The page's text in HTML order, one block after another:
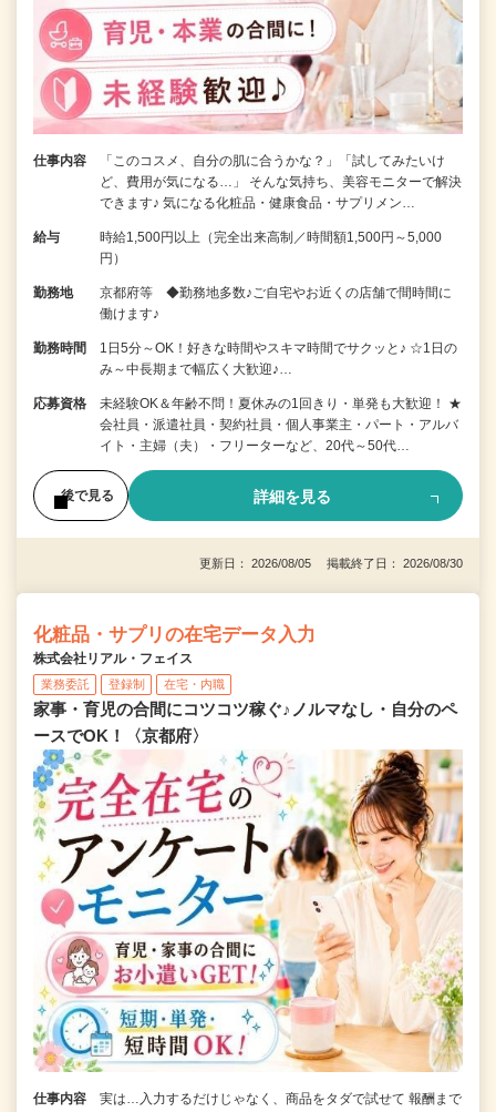
仕事内容
「このコスメ、自分の肌に合うかな？」「試してみたいけ
ど、費用が気になる…」 そんな気持ち、美容モニターで解決
できます♪ 気になる化粧品・健康食品・サプリメン…
給与
時給1,500円以上（完全出来高制／時間額1,500円～5,000
円）
勤務地
京都府等 ◆勤務地多数♪ご自宅やお近くの店舗で間時間に
働けます♪
勤務時間
1日5分～OK！好きな時間やスキマ時間でサクッと♪ ☆1日の
み～中長期まで幅広く大歓迎♪…
応募資格
未経験OK＆年齢不問！夏休みの1回きり・単発も大歓迎！ ★
会社員・派遣社員・契約社員・個人事業主・パート・アルバ
イト・主婦（夫）・フリーターなど、20代～50代…
後で見る 詳細を見る
更新日： 2026/08/05 掲載終了日： 2026/08/30
化粧品・サプリの在宅データ入力
株式会社リアル・フェイス
業務委託 登録制 在宅・内職
家事・育児の合間にコツコツ稼ぐ♪ノルマなし・自分のペ
ースでOK！〈京都府〉
仕事内容
実は…入力するだけじゃなく、商品をタダで試せて 報酬まで